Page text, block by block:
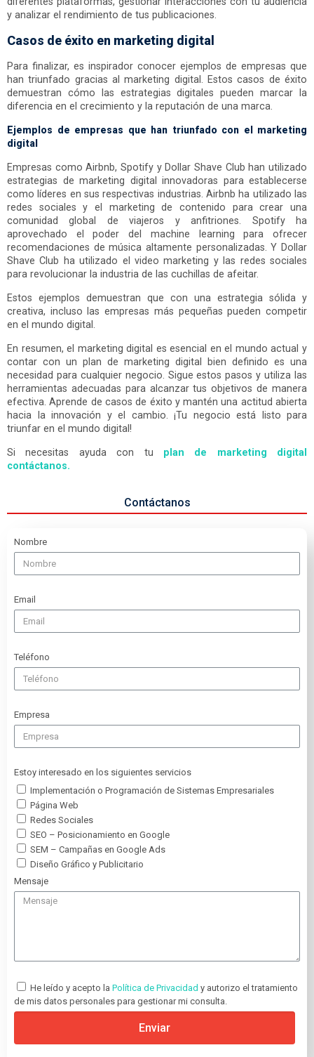
y analizar el rendimiento de tus publicaciones.
Casos de éxito en marketing digital
Para finalizar, es inspirador conocer ejemplos de empresas que
han triunfado gracias al marketing digital. Estos casos de éxito
demuestran cómo las estrategias digitales pueden marcar la
diferencia en el crecimiento y la reputación de una marca.
Ejemplos de empresas que han triunfado con el marketing
digital
Empresas como Airbnb, Spotify y Dollar Shave Club han utilizado
estrategias de marketing digital innovadoras para establecerse
como líderes en sus respectivas industrias. Airbnb ha utilizado las
redes sociales y el marketing de contenido para crear una
comunidad global de viajeros y anfitriones. Spotify ha
aprovechado el poder del machine learning para ofrecer
recomendaciones de música altamente personalizadas. Y Dollar
Shave Club ha utilizado el video marketing y las redes sociales
para revolucionar la industria de las cuchillas de afeitar.
Estos ejemplos demuestran que con una estrategia sólida y
creativa, incluso las empresas más pequeñas pueden competir
en el mundo digital.
En resumen, el marketing digital es esencial en el mundo actual y
contar con un plan de marketing digital bien definido es una
necesidad para cualquier negocio. Sigue estos pasos y utiliza las
herramientas adecuadas para alcanzar tus objetivos de manera
efectiva. Aprende de casos de éxito y mantén una actitud abierta
hacia la innovación y el cambio. ¡Tu negocio está listo para
triunfar en el mundo digital!
Si necesitas ayuda con tu plan de marketing digital
contáctanos.
Contáctanos
Nombre
Email
Teléfono
Empresa
Estoy interesado en los siguientes servicios
Implementación o Programación de Sistemas Empresariales
Página Web
Redes Sociales
SEO – Posicionamiento en Google
SEM – Campañas en Google Ads
Diseño Gráfico y Publicitario
Mensaje
He leído y acepto la Política de Privacidad y autorizo el tratamiento
de mis datos personales para gestionar mi consulta.
Enviar